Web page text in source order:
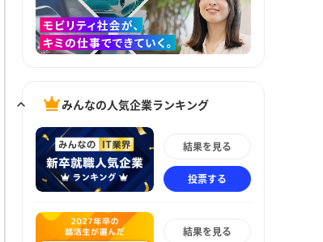
みんなの人気企業ランキング
結果を見る
投票する
結果を見る